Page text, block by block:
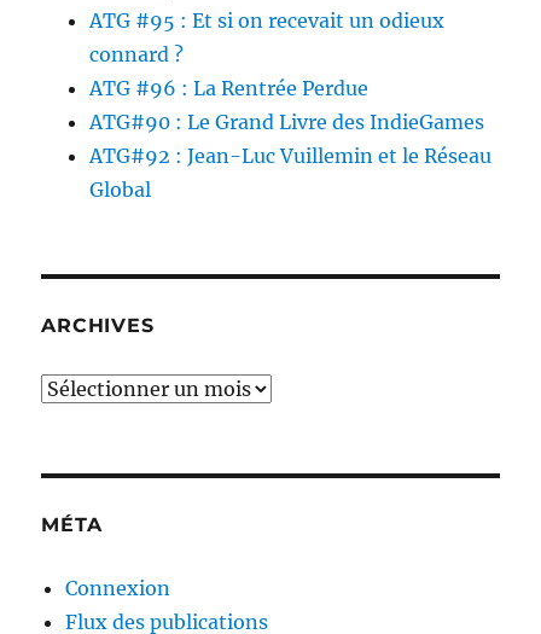
ATG #95 : Et si on recevait un odieux
connard ?
ATG #96 : La Rentrée Perdue
ATG#90 : Le Grand Livre des IndieGames
ATG#92 : Jean-Luc Vuillemin et le Réseau
Global
ARCHIVES
Archives
MÉTA
Connexion
Flux des publications